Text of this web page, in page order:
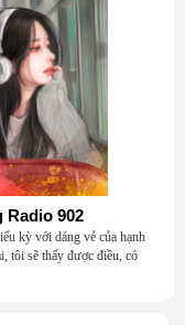
Radio 902
kỳ với dáng vẻ của hạnh
tôi sẽ thấy được điều, có